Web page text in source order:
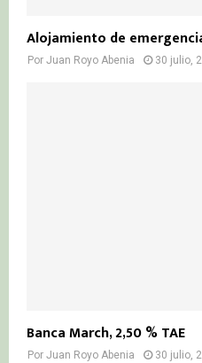
Alojamiento de
Por Juan Royo Abenia 30 julio,
Banca March, 2,50 % TAE
Por Juan Royo Abenia 30 julio,